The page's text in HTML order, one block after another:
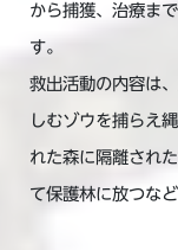
から捕獲、治療ま
す。
救出活動の内容は
しむゾウを捕らえ
れた森に隔離され
て保護林に放つな